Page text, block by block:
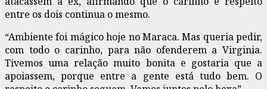
entre os dois continua o mesmo.
“Ambiente foi mágico hoje no Maraca. Mas queria pedir,
com todo o carinho, para não ofenderem a Virginia.
Tivemos uma relação muito bonita e gostaria que a
apoiassem, porque entre a gente está tudo bem. O